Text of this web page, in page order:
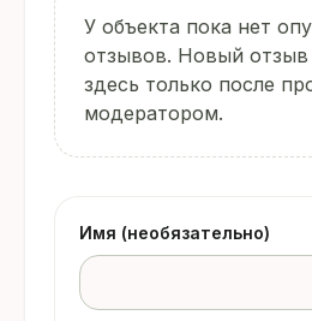
У объекта пока нет
отзывов. Новый отзыв
здесь только после
модератором.
Имя (необязательно)